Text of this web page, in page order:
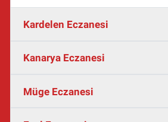
Kardelen Eczanesi
Kanarya Eczanesi
Müge Eczanesi